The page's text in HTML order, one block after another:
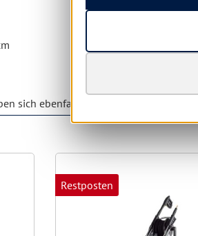
sich ebenfalls angesehen
Restposten